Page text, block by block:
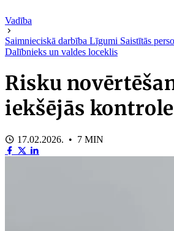
Vadība
Saimnieciskā darbība Līgumi Saistītās
Dalībnieks un valdes loceklis
Risku
iekšējās
17.02.2026. • 7 MIN